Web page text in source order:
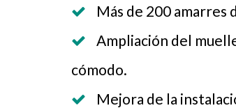
Más de 200 amarres
Ampliación del
cómodo.
Mejora de la